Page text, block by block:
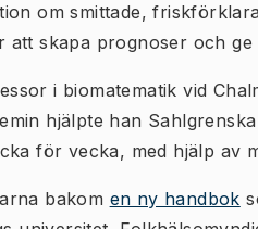
om smittade,
att skapa prognoser och
i biomatematik vid
hjälpte han
för vecka, med hjälp av
bakom en ny handbok